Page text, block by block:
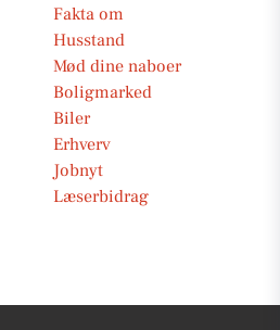
Fakta om
Husstand
Mød dine naboer
Boligmarked
Biler
Erhverv
Jobnyt
Læserbidrag